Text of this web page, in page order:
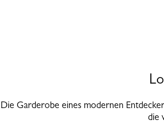
Die Garderobe eines modernen
die